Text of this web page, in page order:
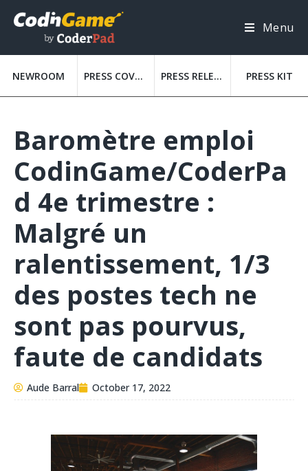
Menu
NEWROOM PRESS COVERAGE PRESS RELEASES PRESS KIT
Baromètre emploi
CodinGame/CoderPa
d 4e trimestre :
Malgré un
ralentissement, 1/3
des postes tech ne
sont pas pourvus,
faute de candidats
Aude Barral October 17, 2022